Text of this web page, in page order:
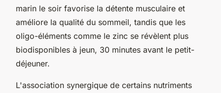
marin le soir favorise la détente musculaire et
améliore la qualité du sommeil, tandis que les
oligo-éléments comme le zinc se révèlent plus
biodisponibles à jeun, 30 minutes avant le petit-
déjeuner.
L'association synergique de certains nutriments